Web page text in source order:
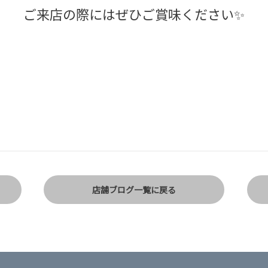
ご来店の際にはぜひご賞味ください✨
店舗ブログ一覧に戻る